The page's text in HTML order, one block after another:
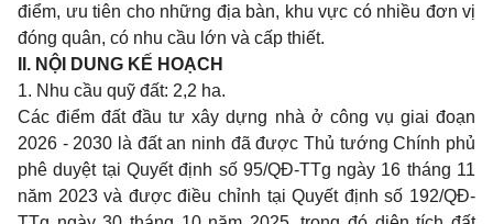
điểm, ưu tiên cho những địa bàn, khu vực có nhiều đơn vị
đóng quân, có nhu cầu lớn và cấp thiết.
II. NỘI DUNG KẾ HOẠCH
1. Nhu cầu quỹ đất: 2,2 ha.
Các điểm đất đầu tư xây dựng nhà ở công vụ giai đoạn
2026 - 2030 là đất an ninh đã được Thủ tướng Chính phủ
phê duyệt tại Quyết định số 95/QĐ-TTg ngày 16 tháng 11
năm 2023 và được điều chỉnh tại Quyết định số 192/QĐ-